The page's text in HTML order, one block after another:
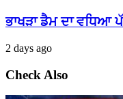
ਭਾਖੜਾ ਡੈਮ ਦਾ ਵਧਿਆ
2 days ago
Check Also